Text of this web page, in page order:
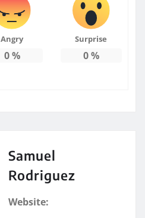
Angry
0%
Surprise
0%
Samuel
Rodriguez
Website: